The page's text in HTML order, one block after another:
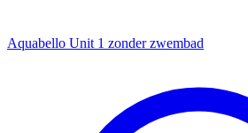
Aquabello Unit 1 zonder zwembad